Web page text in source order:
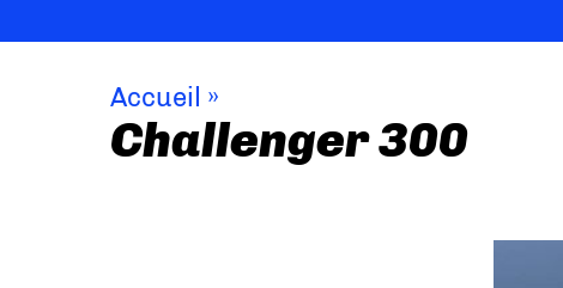
Accueil »
Challenger 300